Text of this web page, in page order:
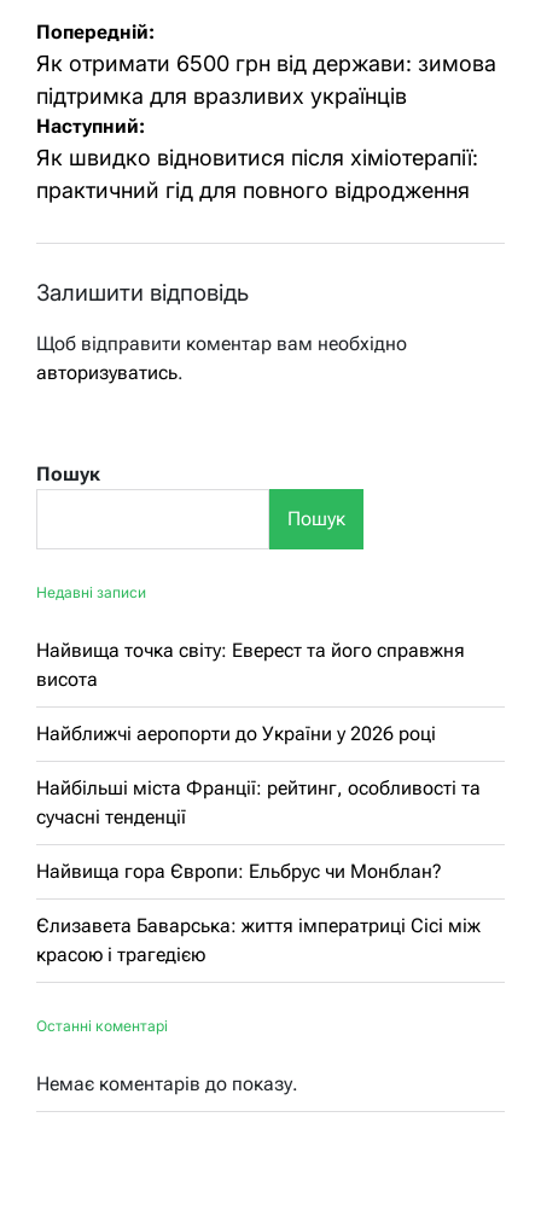
Навігація
записів
Попередній:
Як отримати 6500 грн від держави: зимова
підтримка для вразливих українців
Наступний:
Як швидко відновитися після хіміотерапії:
практичний гід для повного відродження
Залишити відповідь
Щоб відправити коментар вам необхідно
авторизуватись.
Пошук
Пошук
Недавні записи
Найвища точка світу: Еверест та його справжня
висота
Найближчі аеропорти до України у 2026 році
Найбільші міста Франції: рейтинг, особливості та
сучасні тенденції
Найвища гора Європи: Ельбрус чи Монблан?
Єлизавета Баварська: життя імператриці Сісі між
красою і трагедією
Останні коментарі
Немає коментарів до показу.